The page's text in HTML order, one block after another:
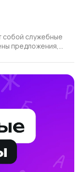
собой служебные
предложения,